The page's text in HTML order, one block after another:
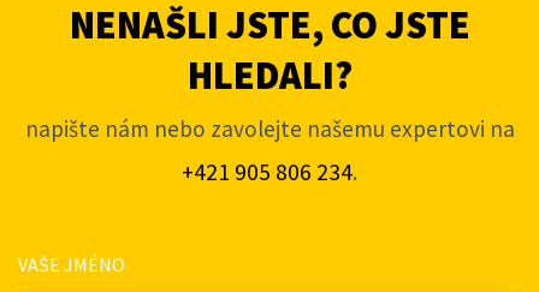
NENAŠLI JSTE, CO JSTE
HLEDALI?
napište nám nebo zavolejte našemu expertovi na
+421 905 806 234.
VAŠE JMÉNO